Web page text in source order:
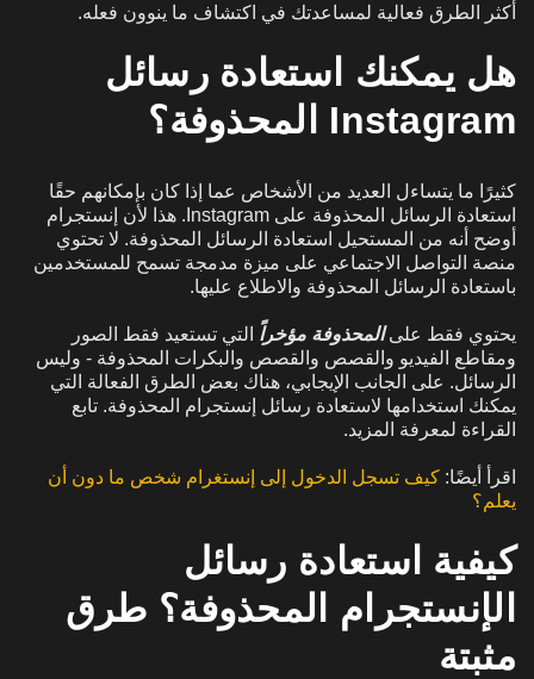
أكثر الطرق فعالية لمساعدتك في اكتشاف ما ينوون فعله.
هل يمكنك استعادة رسائل
Instagram المحذوفة؟
كثيرًا ما يتساءل العديد من الأشخاص عما إذا كان بإمكانهم حقًا
استعادة الرسائل المحذوفة على Instagram. هذا لأن إنستجرام
أوضح أنه من المستحيل استعادة الرسائل المحذوفة. لا تحتوي
منصة التواصل الاجتماعي على ميزة مدمجة تسمح للمستخدمين
باستعادة الرسائل المحذوفة والاطلاع عليها.
يحتوي فقط علىالمحذوفة مؤخراً التي تستعيد فقط الصور
ومقاطع الفيديو والقصص والقصص والبكرات المحذوفة - وليس
الرسائل. على الجانب الإيجابي، هناك بعض الطرق الفعالة التي
يمكنك استخدامها لاستعادة رسائل إنستجرام المحذوفة. تابع
القراءة لمعرفة المزيد.
اقرأ أيضًا: كيف تسجل الدخول إلى إنستغرام شخص ما دون أن
يعلم؟
كيفية استعادة رسائل
الإنستجرام المحذوفة؟ طرق
مثبتة